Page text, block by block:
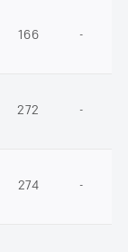
166 -
272 -
274 -